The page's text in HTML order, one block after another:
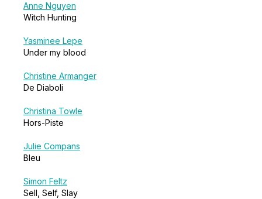
Anne Nguyen
Witch Hunting
Yasminee Lepe
Under my blood
Christine Armanger
De Diaboli
Christina Towle
Hors-Piste
Julie Compans
Bleu
Simon Feltz
Sell, Self, Slay